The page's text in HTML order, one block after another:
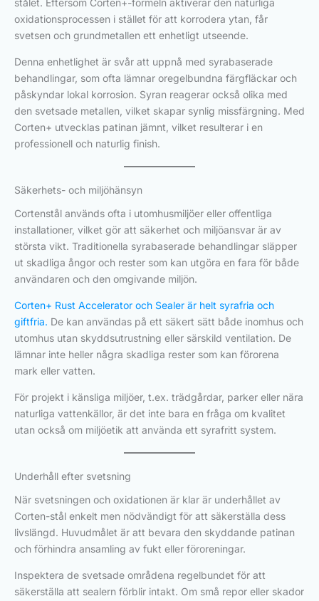
stålet. Eftersom Corten+-formeln aktiverar den naturliga
oxidationsprocessen i stället för att korrodera ytan, får
svetsen och grundmetallen ett enhetligt utseende.
Denna enhetlighet är svår att uppnå med syrabaserade
behandlingar, som ofta lämnar oregelbundna färgfläckar och
påskyndar lokal korrosion. Syran reagerar också olika med
den svetsade metallen, vilket skapar synlig missfärgning. Med
Corten+ utvecklas patinan jämnt, vilket resulterar i en
professionell och naturlig finish.
Säkerhets- och miljöhänsyn
Cortenstål används ofta i utomhusmiljöer eller offentliga
installationer, vilket gör att säkerhet och miljöansvar är av
största vikt. Traditionella syrabaserade behandlingar släpper
ut skadliga ångor och rester som kan utgöra en fara för både
användaren och den omgivande miljön.
Corten+ Rust Accelerator och Sealer är helt syrafria och
giftfria. De kan användas på ett säkert sätt både inomhus och
utomhus utan skyddsutrustning eller särskild ventilation. De
lämnar inte heller några skadliga rester som kan förorena
mark eller vatten.
För projekt i känsliga miljöer, t.ex. trädgårdar, parker eller nära
naturliga vattenkällor, är det inte bara en fråga om kvalitet
utan också om miljöetik att använda ett syrafritt system.
Underhåll efter svetsning
När svetsningen och oxidationen är klar är underhållet av
Corten-stål enkelt men nödvändigt för att säkerställa dess
livslängd. Huvudmålet är att bevara den skyddande patinan
och förhindra ansamling av fukt eller föroreningar.
Inspektera de svetsade områdena regelbundet för att
säkerställa att sealern förblir intakt. Om små repor eller skador